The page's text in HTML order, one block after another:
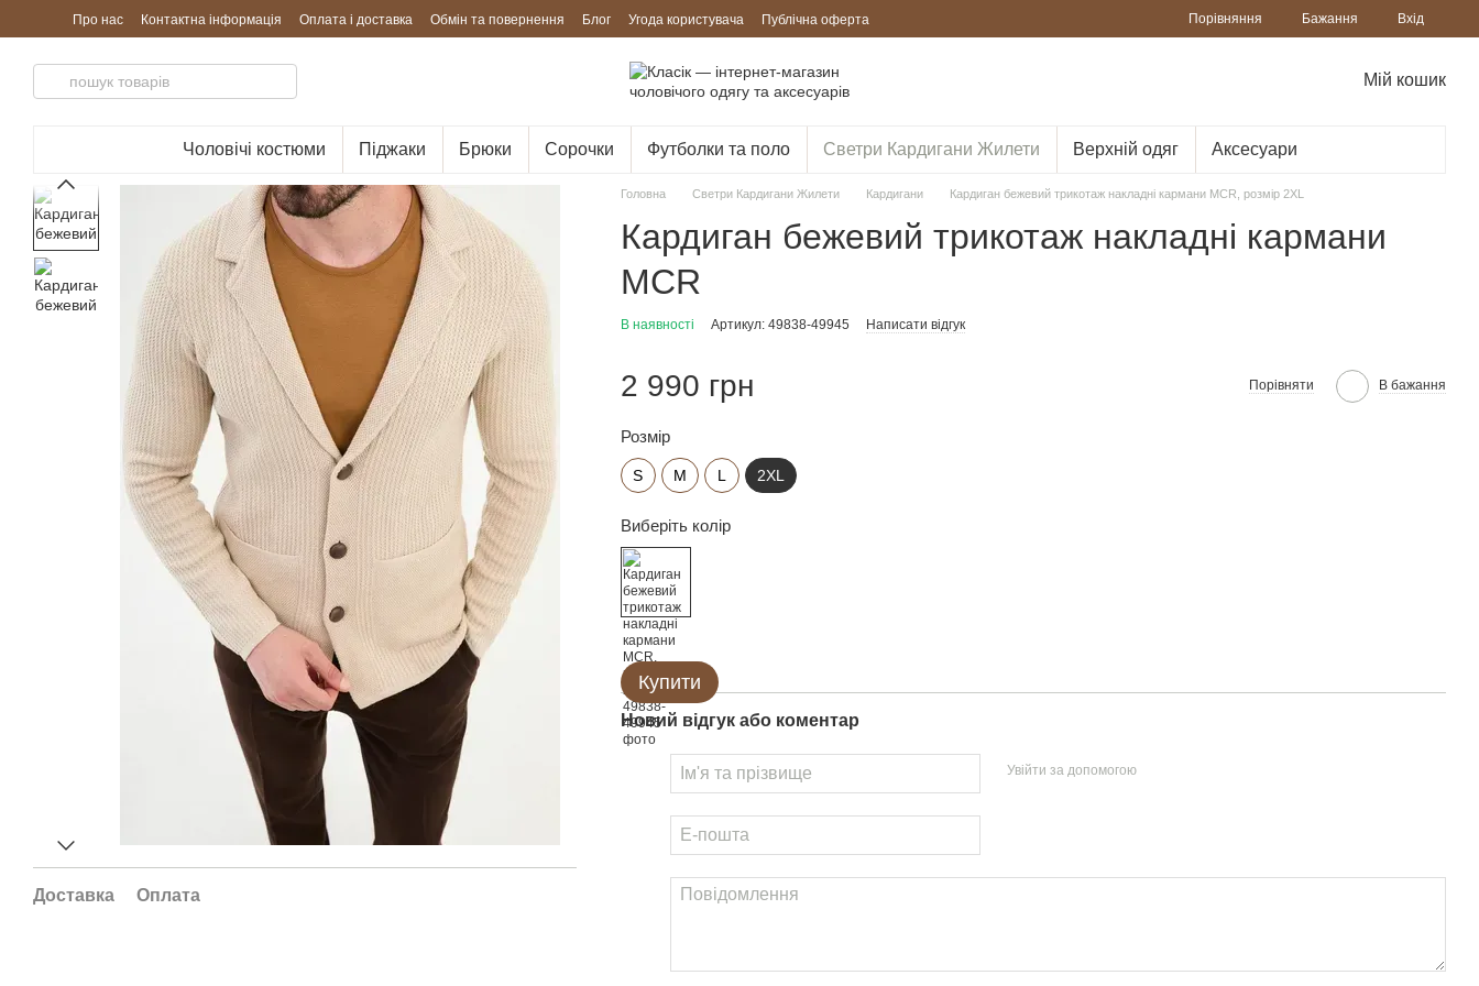
Перейти до основного контенту
Про нас Контактна інформація Оплата і доставка Обмін та повернення Блог Угода користувача Публічна оферта Порівняння Бажання Вхід
Мій кошик
Чоловічі костюми Піджаки Брюки Сорочки Футболки та поло Светри Кардигани Жилети Верхній одяг Аксесуари
Доставка Оплата
Головна Светри Кардигани Жилети Кардигани Кардиган бежевий трикотаж накладні кармани MCR, розмір 2XL
Кардиган бежевий трикотаж накладні кармани
MCR
В наявності Артикул: 49838-49945 Написати відгук
2 990 грн Порівняти В бажання
Розмір
S M L 2XL
Виберіть колір
Купити
Новий відгук або коментар
Увійти за допомогою